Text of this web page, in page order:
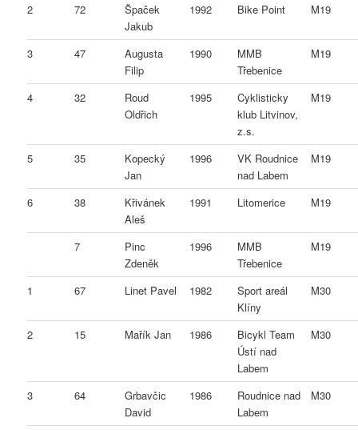
2 72
Špaček
Jakub
1992 Bike Point M19
3 47
Augusta
Filip
1990
MMB
Třebenice
M19
4 32
Roud
Oldřich
1995
Cyklisticky
klub Litvinov,
z.s.
M19
5 35
Kopecký
Jan
1996
VK Roudnice
nad Labem
M19
6 38
Křivánek
Aleš
1991 Litomerice M19
7
Pinc
Zdeněk
1996
MMB
Třebenice
M19
1 67 Linet Pavel 1982
Sport areál
Klíny
M30
2 15 Mařík Jan 1986
Bicykl Team
Ústí nad
Labem
M30
3 64
Grbavčic
David
1986
Roudnice nad
Labem
M30